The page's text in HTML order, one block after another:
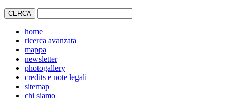
home
ricerca avanzata
mappa
newsletter
photogallery
credits e note legali
sitemap
chi siamo